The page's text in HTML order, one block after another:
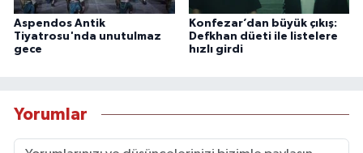
Aspendos Antik
Tiyatrosu'nda unutulmaz
gece
Konfezar’dan büyük çıkış:
Defkhan düeti ile listelere
hızlı girdi
Yorumlar